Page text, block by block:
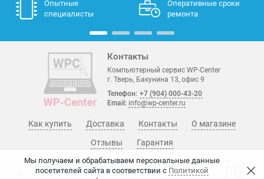
Мы получаем и обрабатываем персональные данные
посетителей сайта в соответствии с Политикой
Опытные
специалисты
Оперативные сроки
ремонта
Контакты
Компьютерный сервис WP-Center
г. Тверь, Бакунина 13, офис 9
Телефон: +7 (904) 000-43-20
Email: info@wp-center.ru
О магазине
Гарантия
Отзывы
Как купить Доставка Контакты
© WP-Center, 2015 - 2026